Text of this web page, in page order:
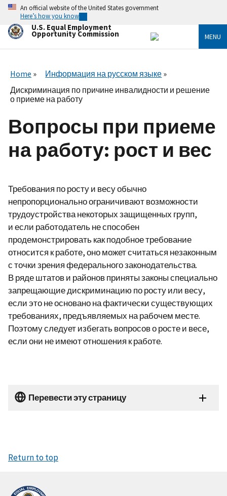
Skip
main
content
An official website of the United States government
Here’s how you know
U.S. Equal Employment
Opportunity Commission MENU
Home
Информация на русском языке
Дискриминация по причине инвалидности и решение
о приеме на работу
Вопросы при приеме
на работу: рост и вес
Требования по росту и весу обычно
непропорционально ограничивают возможности
трудоустройства некоторых защищенных групп,
и если работодатель не способен
продемонстрировать как подобное требование
относится к работе, оно может считаться незаконным
с точки зрения федерального законодательства.
В ряде штатов и районов приняты законы специально
запрещающие дискриминацию по росту или весу,
если это не основано на фактически существующих
требованиях, предъявляемых на рабочем месте.
Поэтому следует избегать вопросов о росте и весе,
если они не имеют отношения к работе.
Перевести эту страницу
Return to top